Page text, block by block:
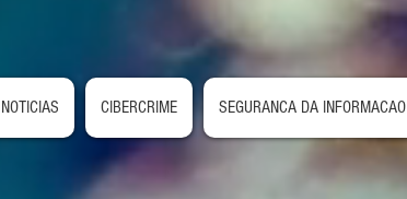
NOTICIAS CIBERCRIME SEGURANCA DA INFORMACAO